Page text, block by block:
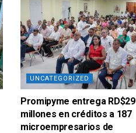
UNCATEGORIZED
Promipyme entrega RD$29
millones en créditos a 187
microempresarios de